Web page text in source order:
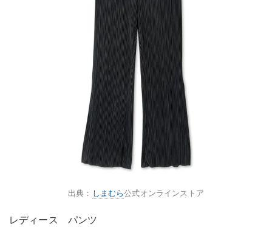
出典： しまむら公式オンラインストア
レディース パンツ